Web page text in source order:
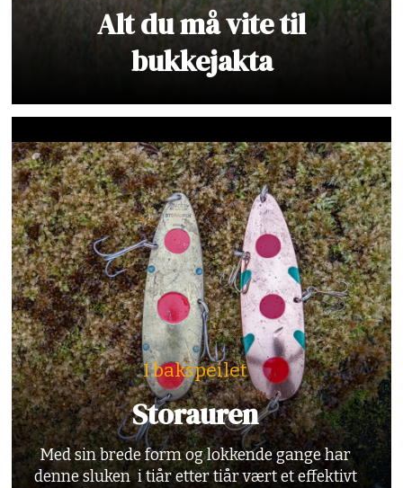
Alt du må vite til
bukkejakta
I bakspeilet
Storauren
Med sin brede form og lokkende gange har
denne sluken i tiår etter tiår vært et effektivt